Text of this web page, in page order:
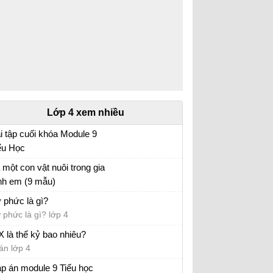
Lớp 4 xem nhiều
tập cuối khóa Module 9
Học
tập cuối khóa Module 9 Tiểu Học đầy đủ
một con vật nuôi trong gia
em (9 mẫu)
phức là gì?
phức là gì? lớp 4
là thế kỷ bao nhiêu?
lớp 4
án module 9 Tiểu học
THÂN
Tập đọc: Thư thăm bạn
Luyện từ và câu: Từ đơn và từ phức
Tập đọc: Người ăn xin
Luyện từ và câu: Mở rộng vốn từ nhân hậu,
đoàn kết
TUẦN 4: MĂNG MỌC THẲNG
Luyện từ và câu: Từ ghép và từ láy
Tập đọc: Tre Việt Nam